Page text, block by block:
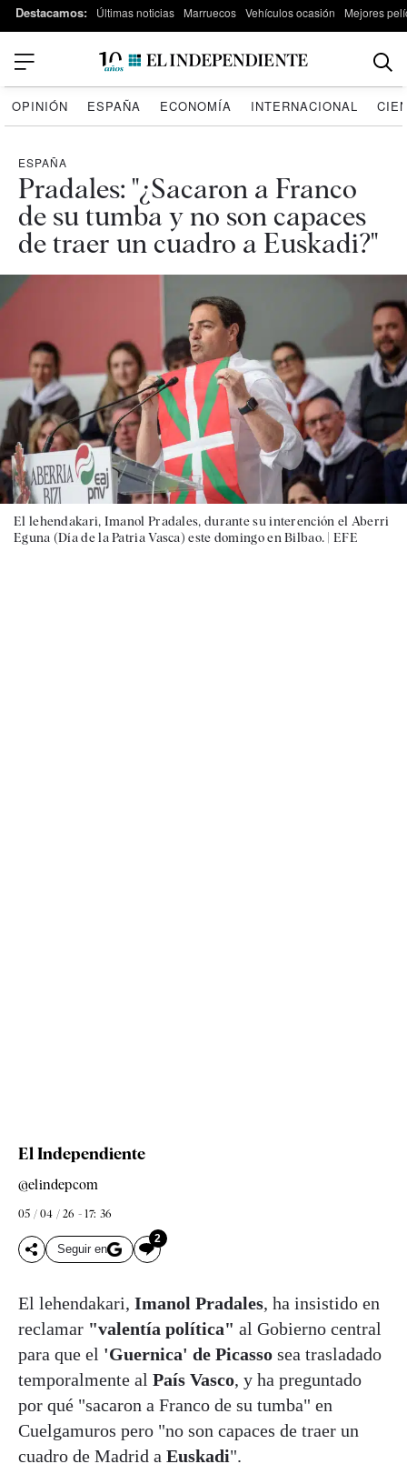
Destacamos: Últimas noticias Marruecos Vehículos ocasión Mejores
OPINIÓN ESPAÑA ECONOMÍA INTERNACIONAL
ESPAÑA
Pradales: "¿Sacaron a Franco
de su tumba y no son capaces
de traer un cuadro a Euskadi?"
El lehendakari, Imanol Pradales, durante su interención el Aberri
Eguna (Día de la Patria Vasca) este domingo en Bilbao. |EFE
El Independiente
@elindepcom
05 / 04 / 26 - 17: 36
Seguir en
2
El lehendakari, Imanol Pradales, ha insistido en
reclamar "valentía política" al Gobierno central
para que el 'Guernica' de Picasso sea trasladado
temporalmente al País Vasco, y ha preguntado
por qué "sacaron a Franco de su tumba" en
Cuelgamuros pero "no son capaces de traer un
cuadro de Madrid a Euskadi".